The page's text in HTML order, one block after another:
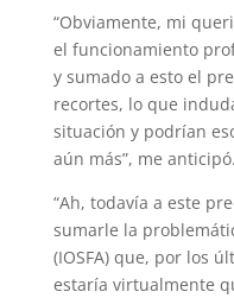
“Obviamente, mi
el funcionamiento
y sumado a esto el
recortes, lo que
situación y podrían
aún más”, me anticipó.
“Ah, todavía a este
sumarle la
(IOSFA) que, por los
estaría virtualmente